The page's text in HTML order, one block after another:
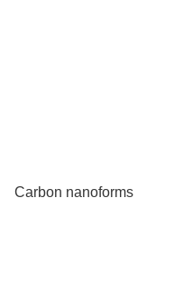
Carbon nanoforms